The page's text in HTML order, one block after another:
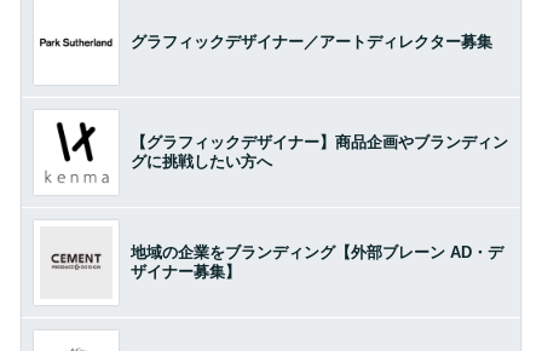
グラフィックデザイナー／アートディレクター募集
【グラフィックデザイナー】商品企画やブランディン
グに挑戦したい方へ
地域の企業をブランディング【外部ブレーン AD・デ
ザイナー募集】